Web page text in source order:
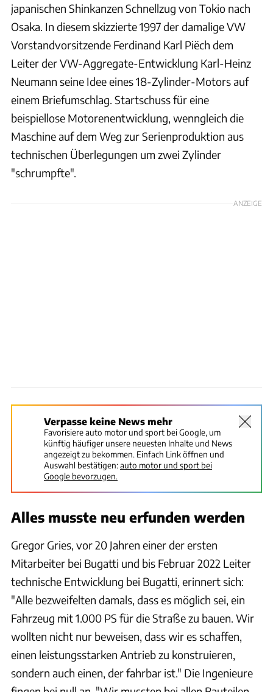
japanischen Shinkanzen Schnellzug von Tokio nach
Osaka. In diesem skizzierte 1997 der damalige VW
Vorstandvorsitzende Ferdinand Karl Piëch dem
Leiter der VW-Aggregate-Entwicklung Karl-Heinz
Neumann seine Idee eines 18-Zylinder-Motors auf
einem Briefumschlag. Startschuss für eine
beispiellose Motorenentwicklung, wenngleich die
Maschine auf dem Weg zur Serienproduktion aus
technischen Überlegungen um zwei Zylinder
"schrumpfte".
ANZEIGE
Verpasse keine News mehr
Favorisiere auto motor und sport bei Google, um
künftig häufiger unsere neuesten Inhalte und News
angezeigt zu bekommen. Einfach Link öffnen und
Auswahl bestätigen:auto motor und sport bei
Google bevorzugen.
Alles musste neu erfunden werden
Gregor Gries, vor 20 Jahren einer der ersten
Mitarbeiter bei Bugatti und bis Februar 2022 Leiter
technische Entwicklung bei Bugatti, erinnert sich:
"Alle bezweifelten damals, dass es möglich sei, ein
Fahrzeug mit 1.000 PS für die Straße zu bauen. Wir
wollten nicht nur beweisen, dass wir es schaffen,
einen leistungsstarken Antrieb zu konstruieren,
sondern auch einen, der fahrbar ist." Die Ingenieure